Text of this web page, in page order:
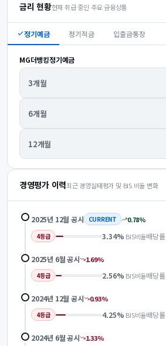
금리 현황현재 취급 중인 주요 금융상품
정기예금 정기적금 입출금통장
MG더뱅킹정기예금
3개월
6개월
12개월
경영평가 이력최근 경영실태평가 및 BIS 비율 변화
2025년 12월 공시 CURRENT 0.78%
4등급 3.34% BIS비율배당률
2025년 6월공시 1.69%
4등급 2.56% BIS비율배당률
2024년 12월 공시 0.93%
4등급 4.25% BIS비율배당률
2024년 6월공시 1.33%